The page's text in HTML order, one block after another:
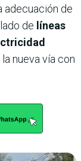
adecuación de
de líneas
nueva vía con